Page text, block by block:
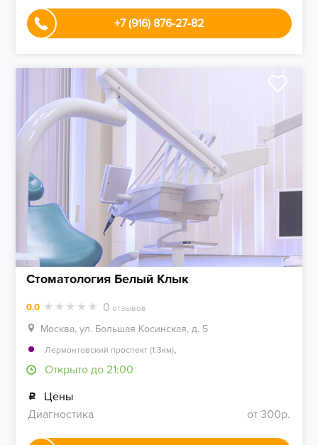
+7 (916) 876-27-82
Стоматология Белый Клык
0.0 0 отзывов
Москва, ул. Большая Косинская, д. 5
Лермонтовский проспект (1.3км),
Открыто до 21:00
Цены
Диагностика
от 300р.